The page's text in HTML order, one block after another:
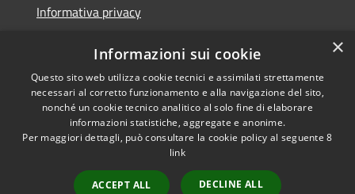
Informativa privacy
Dichiarazione di accessibilità
RSS
Copyright © 2026 • Comune di
Municipium •
×
Informazioni sui cookie
Questo sito web utilizza cookie tecnici e assimilati strettamente
necessari al corretto funzionamento e alla navigazione del sito,
nonché un cookie tecnico analitico al solo fine di elaborare
informazioni statistiche, aggregate e anonime.
Per maggiori dettagli, può consultare la cookie policy al seguente8
link
ACCEPT ALL DECLINE ALL